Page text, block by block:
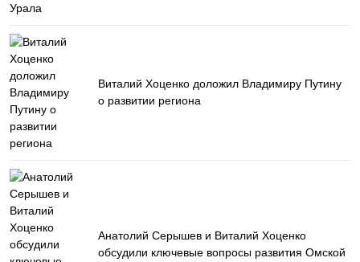
Виталий Хоценко доложил Владимиру Путину
о развитии региона
Анатолий Серышев и Виталий Хоценко
обсудили ключевые вопросы развития Омской